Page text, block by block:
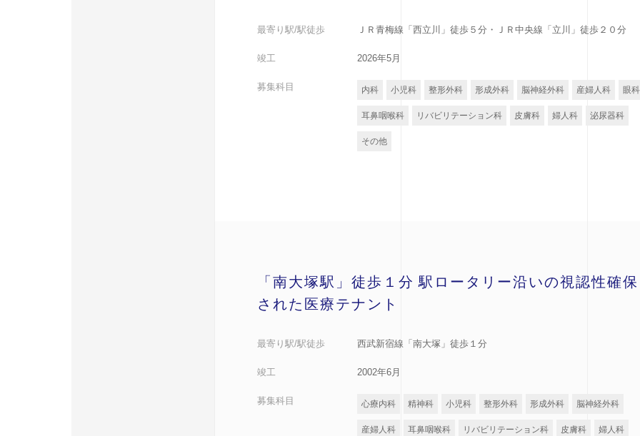
最寄り駅/駅徒歩 ＪＲ青梅線「西立川」徒歩５分・ＪＲ中央線「立川」徒歩２０分
竣工 2026年5月
募集科目 内科 小児科 整形外科 形成外科 脳神経外科 産婦人科 眼科
耳鼻咽喉科 リバビリテーション科 皮膚科 婦人科 泌尿器科
その他
「南大塚駅」徒歩１分 駅ロータリー沿いの視認性確保
された医療テナント
最寄り駅/駅徒歩 西武新宿線「南大塚」徒歩１分
竣工 2002年6月
募集科目 心療内科 精神科 小児科 整形外科 形成外科 脳神経外科
産婦人科 耳鼻咽喉科 リバビリテーション科 皮膚科 婦人科